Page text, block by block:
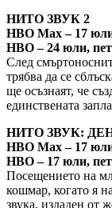
НИТО ЗВУК 2
HBO Max – 17
HBO – 24 юли,
След
трябва да се
ще осъзнаят, че
единствената
НИТО ЗВУК:
HBO Max – 17
HBO – 17 юли,
Посещението на
кошмар, когато я
звукa, издаден от